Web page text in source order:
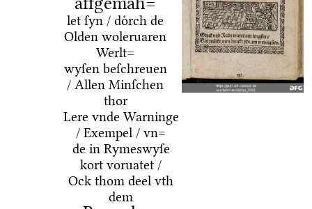
let ſyn / doͤrch de
Olden woleruaren
Werlt=
wyſen beſchreuen
/ Allen Minſchen
thor
Lere vnde Warninge
/ Exempel / vn=
de in Rymeswyſe
kort voruatet /
Ock thom deel vth
dem